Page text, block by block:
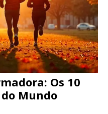
Os 10
Mundo